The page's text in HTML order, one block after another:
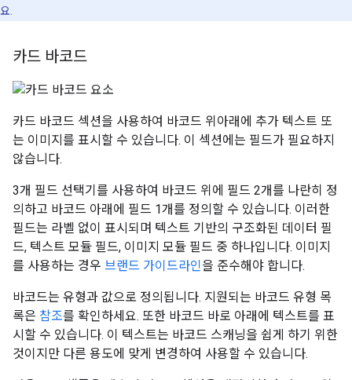
요.
카드 바코드
카드 바코드 섹션을 사용하여 바코드 위아래에 추가 텍스트 또
는 이미지를 표시할 수 있습니다. 이 섹션에는 필드가 필요하지
않습니다.
3개 필드 선택기를 사용하여 바코드 위에 필드 2개를 나란히 정
의하고 바코드 아래에 필드 1개를 정의할 수 있습니다. 이러한
필드는 라벨 없이 표시되며 텍스트 기반의 구조화된 데이터 필
드, 텍스트 모듈 필드, 이미지 모듈 필드 중 하나입니다. 이미지
를 사용하는 경우 브랜드 가이드라인을 준수해야 합니다.
바코드는 유형과 값으로 정의됩니다. 지원되는 바코드 유형 목
록은 참조를 확인하세요. 또한 바코드 바로 아래에 텍스트를 표
시할 수 있습니다. 이 텍스트는 바코드 스캐닝을 쉽게 하기 위한
것이지만 다른 용도에 맞게 변경하여 사용할 수 있습니다.